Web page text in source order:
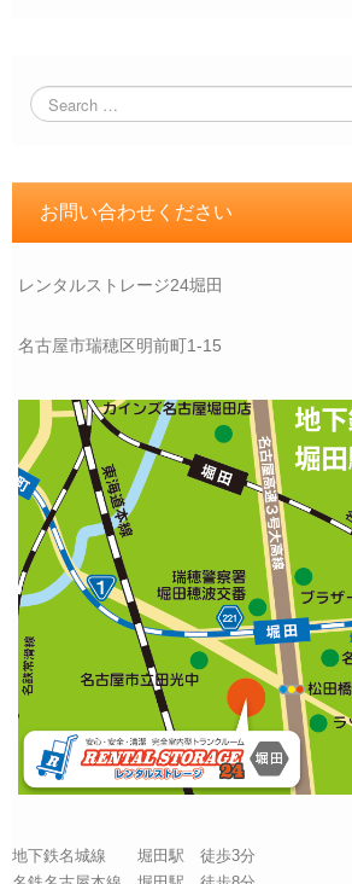
お問い合わせください
レンタルストレージ24堀田
名古屋市瑞穂区明前町1-15
地下鉄名城線 堀田駅 徒歩3分